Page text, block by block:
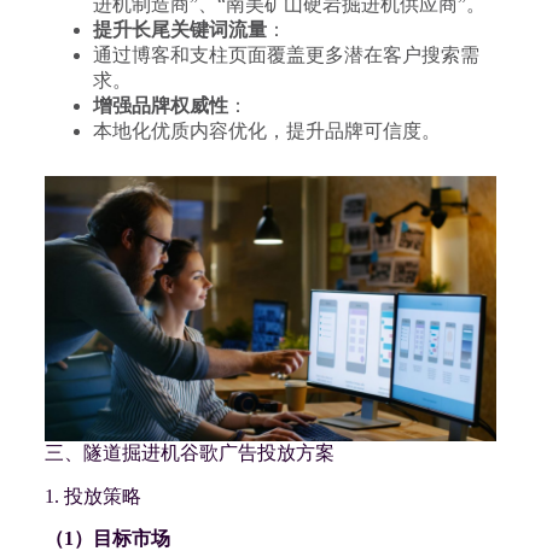
进机制造商”、“南美矿山硬岩掘进机供应商”。
提升长尾关键词流量：
通过博客和支柱页面覆盖更多潜在客户搜索需
求。
增强品牌权威性：
本地化优质内容优化，提升品牌可信度。
三、隧道掘进机谷歌广告投放方案
1. 投放策略
（1）目标市场